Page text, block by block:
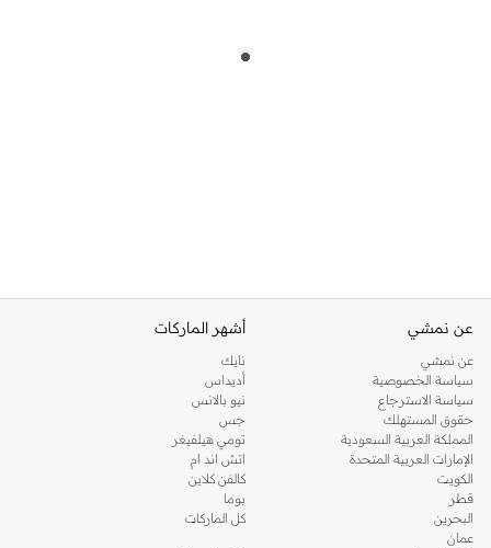
عن نمشي
عن نمشي
سياسة الخصوصية
سياسة الاسترجاع
حقوق المستهلك
المملكة العربية السعودية
الإمارات العربية المتحدة
الكويت
قطر
البحرين
عمان
أشهر الماركات
نايك
أديداس
نيو بالانس
جس
تومي هيلفيغر
اتش اند ام
كالفن كلاين
بوما
كل الماركات